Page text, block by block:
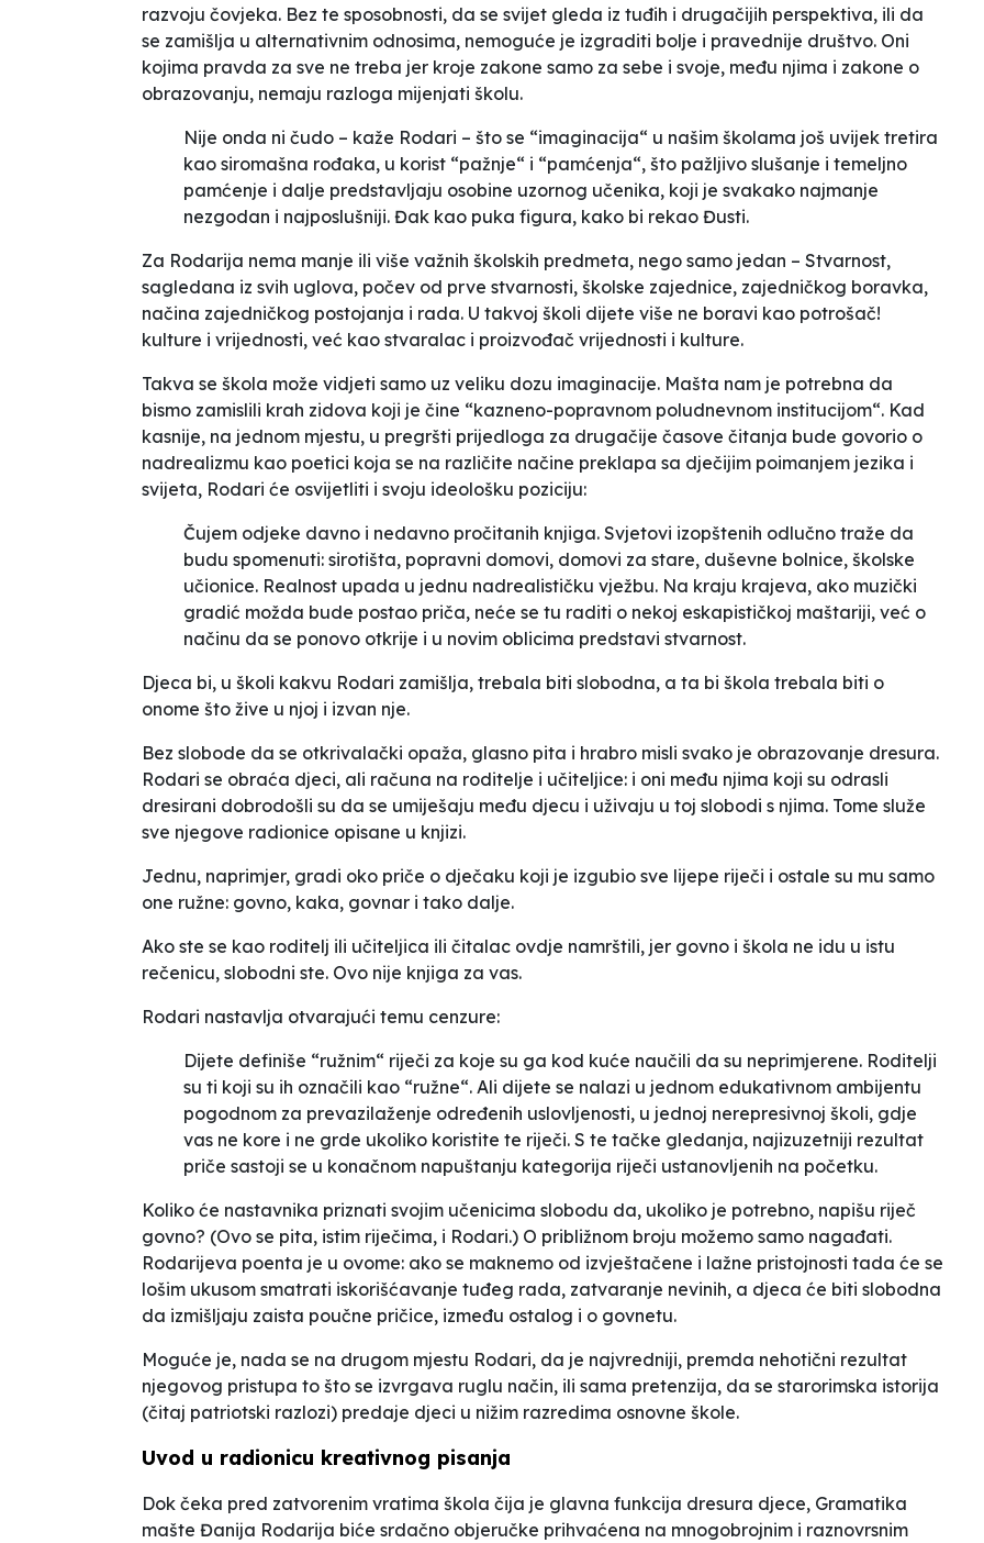
razvoju čovjeka. Bez te sposobnosti, da se svijet gleda iz tuđih i drugačijih perspektiva, ili da
se zamišlja u alternativnim odnosima, nemoguće je izgraditi bolje i pravednije društvo. Oni
kojima pravda za sve ne treba jer kroje zakone samo za sebe i svoje, među njima i zakone o
obrazovanju, nemaju razloga mijenjati školu.
Nije onda ni čudo – kaže Rodari – što se “imaginacija“ u našim školama još uvijek tretira
kao siromašna rođaka, u korist “pažnje“ i “pamćenja“, što pažljivo slušanje i temeljno
pamćenje i dalje predstavljaju osobine uzornog učenika, koji je svakako najmanje
nezgodan i najposlušniji. Đak kao puka figura, kako bi rekao Đusti.
Za Rodarija nema manje ili više važnih školskih predmeta, nego samo jedan – Stvarnost,
sagledana iz svih uglova, počev od prve stvarnosti, školske zajednice, zajedničkog boravka,
načina zajedničkog postojanja i rada. U takvoj školi dijete više ne boravi kao potrošač!
kulture i vrijednosti, već kao stvaralac i proizvođač vrijednosti i kulture.
Takva se škola može vidjeti samo uz veliku dozu imaginacije. Mašta nam je potrebna da
bismo zamislili krah zidova koji je čine “kazneno-popravnom poludnevnom institucijom“. Kad
kasnije, na jednom mjestu, u pregršti prijedloga za drugačije časove čitanja bude govorio o
nadrealizmu kao poetici koja se na različite načine preklapa sa dječijim poimanjem jezika i
svijeta, Rodari će osvijetliti i svoju ideološku poziciju:
Čujem odjeke davno i nedavno pročitanih knjiga. Svjetovi izopštenih odlučno traže da
budu spomenuti: sirotišta, popravni domovi, domovi za stare, duševne bolnice, školske
učionice. Realnost upada u jednu nadrealističku vježbu. Na kraju krajeva, ako muzički
gradić možda bude postao priča, neće se tu raditi o nekoj eskapističkoj maštariji, već o
načinu da se ponovo otkrije i u novim oblicima predstavi stvarnost.
Djeca bi, u školi kakvu Rodari zamišlja, trebala biti slobodna, a ta bi škola trebala biti o
onome što žive u njoj i izvan nje.
Bez slobode da se otkrivalački opaža, glasno pita i hrabro misli svako je obrazovanje dresura.
Rodari se obraća djeci, ali računa na roditelje i učiteljice: i oni među njima koji su odrasli
dresirani dobrodošli su da se umiješaju među djecu i uživaju u toj slobodi s njima. Tome služe
sve njegove radionice opisane u knjizi.
Jednu, naprimjer, gradi oko priče o dječaku koji je izgubio sve lijepe riječi i ostale su mu samo
one ružne: govno, kaka, govnar i tako dalje.
Ako ste se kao roditelj ili učiteljica ili čitalac ovdje namrštili, jer govno i škola ne idu u istu
rečenicu, slobodni ste. Ovo nije knjiga za vas.
Rodari nastavlja otvarajući temu cenzure:
Dijete definiše “ružnim“ riječi za koje su ga kod kuće naučili da su neprimjerene. Roditelji
su ti koji su ih označili kao “ružne“. Ali dijete se nalazi u jednom edukativnom ambijentu
pogodnom za prevazilaženje određenih uslovljenosti, u jednoj nerepresivnoj školi, gdje
vas ne kore i ne grde ukoliko koristite te riječi. S te tačke gledanja, najizuzetniji rezultat
priče sastoji se u konačnom napuštanju kategorija riječi ustanovljenih na početku.
Koliko će nastavnika priznati svojim učenicima slobodu da, ukoliko je potrebno, napišu riječ
govno? (Ovo se pita, istim riječima, i Rodari.) O približnom broju možemo samo nagađati.
Rodarijeva poenta je u ovome: ako se maknemo od izvještačene i lažne pristojnosti tada će se
lošim ukusom smatrati iskorišćavanje tuđeg rada, zatvaranje nevinih, a djeca će biti slobodna
da izmišljaju zaista poučne pričice, između ostalog i o govnetu.
Moguće je, nada se na drugom mjestu Rodari, da je najvredniji, premda nehotični rezultat
njegovog pristupa to što se izvrgava ruglu način, ili sama pretenzija, da se starorimska istorija
(čitaj patriotski razlozi) predaje djeci u nižim razredima osnovne škole.
Uvod u radionicu kreativnog pisanja
Dok čeka pred zatvorenim vratima škola čija je glavna funkcija dresura djece, Gramatika
mašte Đanija Rodarija biće srdačno objeručke prihvaćena na mnogobrojnim i raznovrsnim